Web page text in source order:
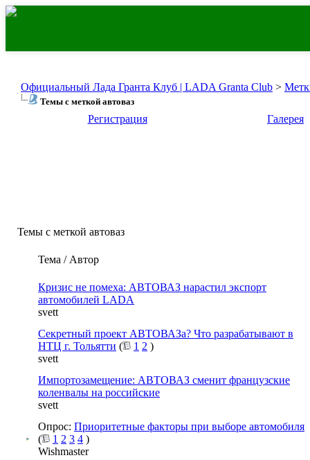
Официальный Лада Гранта Клуб | LADA Granta Club >
Темы с меткой автоваз
Регистрация Галерея
Темы с меткой автоваз
Тема / Автор
Кризис не помеха: АВТОВАЗ нарастил экспорт
автомобилей LADA
svett
Секретный проект АВТОВАЗа? Что разрабатывают в
НТЦ г. Тольятти ( 1 2 )
svett
Импортозамещение: АВТОВАЗ сменит французские
коленвалы на российские
svett
Опрос: Приоритетные факторы при выборе автомобиля
(
1 2 3 4 )
Wishmaster